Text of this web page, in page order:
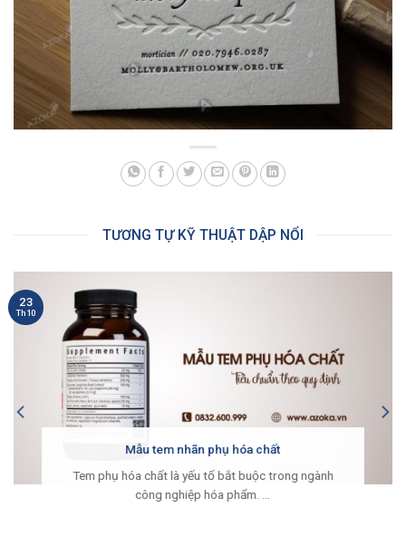
TƯƠNG TỰ KỸ THUẬT DẬP NỔI
Mẫu tem nhãn phụ hóa chất
Tem phụ hóa chất là yếu tố bắt buộc trong ngành
công nghiệp hóa phẩm. ...
23
Th10